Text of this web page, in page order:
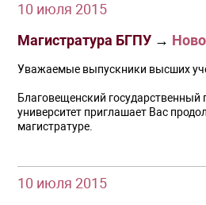
10 июля 2015
Магистратура БГПУ →
Уважаемые выпускники высших
Благовещенский государственный
университет приглашает Вас
магистратуре.
10 июля 2015